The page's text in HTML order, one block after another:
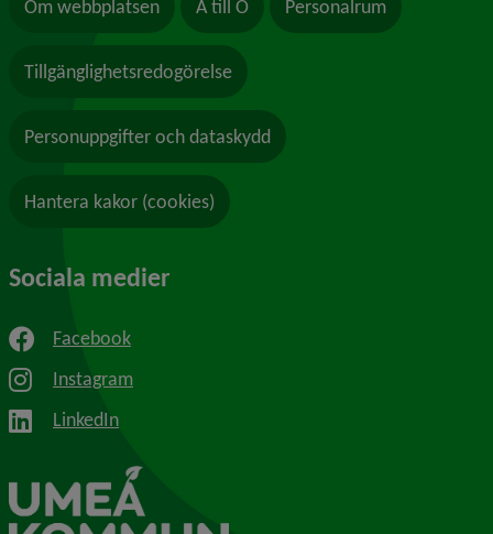
Om webbplatsen A till Ö Personalrum
Tillgänglighetsredogörelse
Personuppgifter och dataskydd
Hantera kakor (cookies)
Sociala medier
Facebook
Instagram
LinkedIn